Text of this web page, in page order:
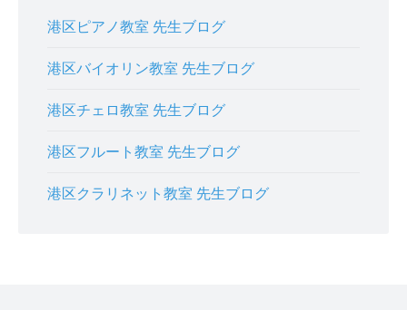
港区ピアノ教室 先生ブログ
港区バイオリン教室 先生ブログ
港区チェロ教室 先生ブログ
港区フルート教室 先生ブログ
港区クラリネット教室 先生ブログ